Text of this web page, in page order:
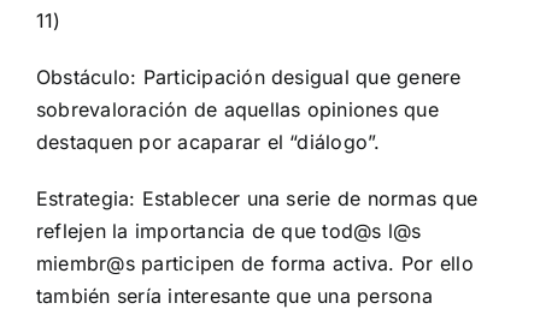
11)
Obstáculo: Participación desigual que genere
sobrevaloración de aquellas opiniones que
destaquen por acaparar el “diálogo”.
Estrategia: Establecer una serie de normas que
reflejen la importancia de que tod@s l@s
miembr@s participen de forma activa. Por ello
también sería interesante que una persona